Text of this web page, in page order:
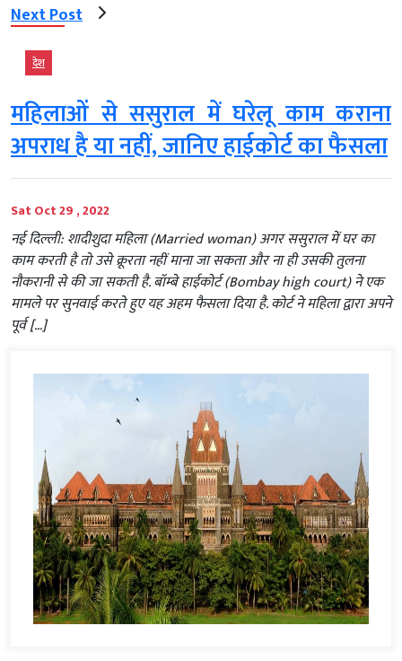
Next Post
देश
महिलाओं से ससुराल में घरेलू काम कराना
अपराध है या नहीं, जानिए हाईकोर्ट का फैसला
Sat Oct 29 , 2022
नई दिल्ली: शादीशुदा महिला (Married woman) अगर ससुराल में घर का
काम करती है तो उसे क्रूरता नहीं माना जा सकता और ना ही उसकी तुलना
नौकरानी से की जा सकती है. बॉम्बे हाईकोर्ट (Bombay high court) ने एक
मामले पर सुनवाई करते हुए यह अहम फैसला दिया है. कोर्ट ने महिला द्वारा अपने
पूर्व […]